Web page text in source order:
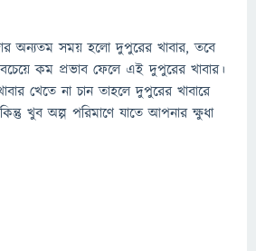
অন্যতম সময় হলো দুপুরের খাবার, তবে
কম প্রভাব ফেলে এই দুপুরের খাবার।
খেতে না চান তাহলে দুপুরের খাবারে
খুব অল্প পরিমাণে যাতে আপনার ক্ষুধা